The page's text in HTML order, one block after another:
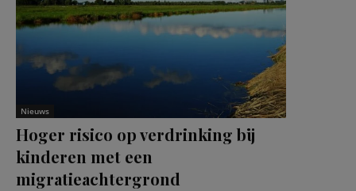
Nieuws
Hoger risico op verdrinking bij
kinderen met een
migratieachtergrond